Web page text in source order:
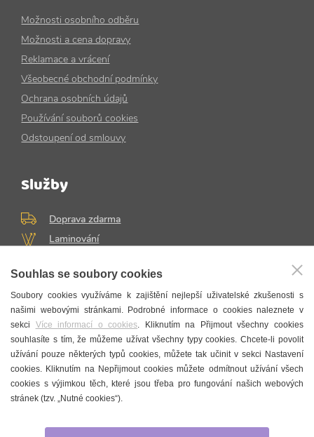
Možnosti osobního odběru
Možnosti a cena dopravy
Reklamace a vrácení
Všeobecné obchodní podmínky
Ochrana osobních údajů
Používání souborů cookies
Odstoupení od smlouvy
Kontakt
P.F.art, spol. s r.o.
Služby
Doprava zdarma
Laminování
Souhlas se soubory cookies
Soubory cookies využíváme k zajištění nejlepší uživatelské zkušenosti s
našimi webovými stránkami. Podrobné informace o cookies naleznete v
sekci Více informací o cookies. Kliknutím na Přijmout všechny cookies
souhlasíte s tím, že můžeme užívat všechny typy cookies. Chcete-li povolit
užívání pouze některých typů cookies, můžete tak učinit v sekci Nastavení
cookies. Kliknutím na Nepřijmout cookies můžete odmítnout užívání všech
cookies s výjimkou těch, které jsou třeba pro fungování našich webových
stránek (tzv. „Nutné cookies“).